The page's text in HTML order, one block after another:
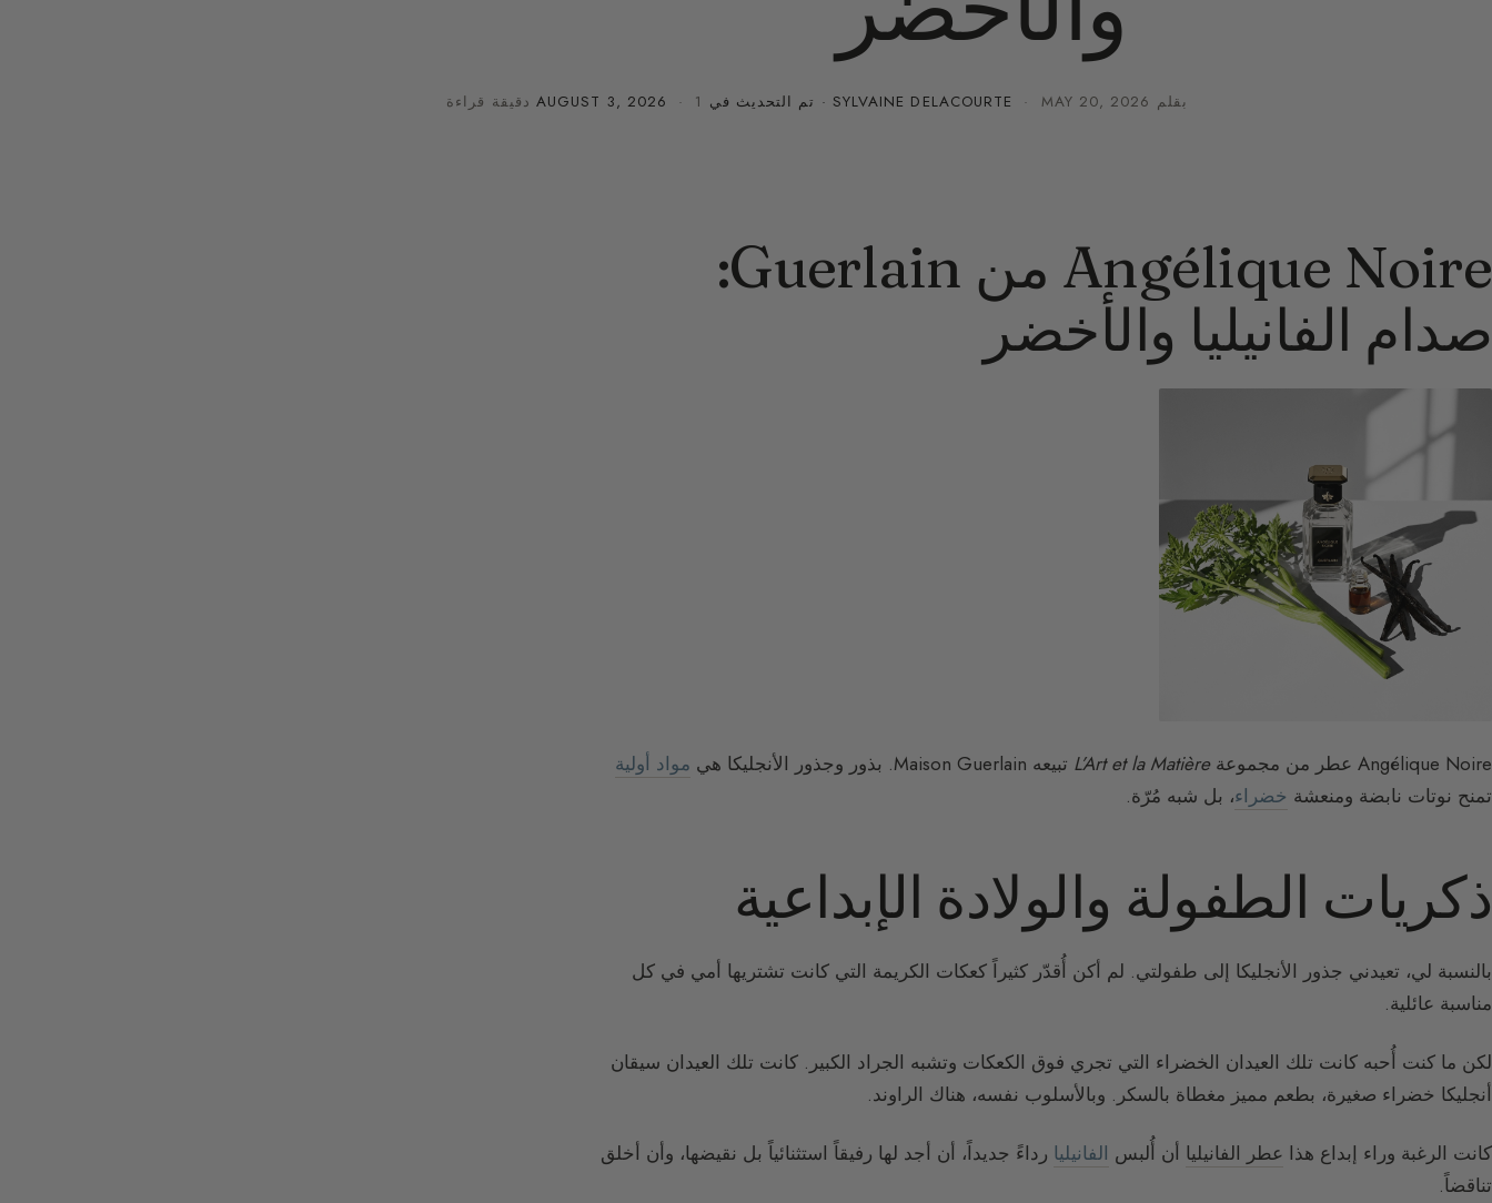
بقلم SYLVAINE DELACOURTE · MAY 20, 2026 · تم التحديث في AUGUST 3, 2026 · 1 دقيقة قراءة
Angélique Noire من Guerlain:
صدام الفانيليا والأخضر
Angélique Noire عطر من مجموعة L’Art et la Matière تبيعه Maison Guerlain. بذور وجذور الأنجليكا هي
مواد أولية
تمنح نوتات نابضة ومنعشة خضراء، بل شبه مُرّة.
ذكريات الطفولة والولادة الإبداعية
بالنسبة لي، تعيدني جذور الأنجليكا إلى طفولتي. لم أكن أُقدّر كثيراً كعكات الكريمة التي كانت تشتريها أمي في كل
مناسبة عائلية.
لكن ما كنت أُحبه كانت تلك العيدان الخضراء التي تجري فوق الكعكات وتشبه الجراد الكبير. كانت تلك العيدان سيقان
أنجليكا خضراء صغيرة، بطعم مميز مغطاة بالسكر. وبالأسلوب نفسه، هناك الراوند.
كانت الرغبة وراء إبداع هذا عطر الفانيليا أن أُلبس الفانيليا رداءً جديداً، أن أجد لها رفيقاً استثنائياً بل نقيضها، وأن أخلق
تناقضاً.